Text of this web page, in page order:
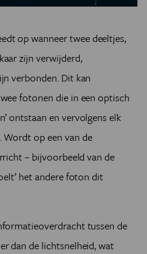
op wanneer twee deeltjes,
zijn verwijderd,
verbonden. Dit kan
fotonen die in een optisch
ontstaan en vervolgens elk
Wordt op een van de
– bijvoorbeeld van de
het andere foton dit
tussen de
dan de lichtsnelheid, wat